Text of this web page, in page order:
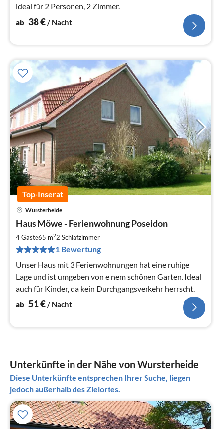
ideal für 2 Personen, 2 Zimmer.
ab 38€/ Nacht
Top-Inserat
Wursterheide
Haus Möwe - Ferienwohnung Poseidon
4 Gäste65 m22 Schlafzimmer
1 Bewertung
Unser Haus mit 3 Ferienwohnungen hat eine ruhige
Lage und ist umgeben von einem schönen Garten. Ideal
auch für Kinder, da kein Durchgangsverkehr herrscht.
ab 51€/ Nacht
Unterkünfte in der Nähe von Wursterheide
Diese Unterkünfte entsprechen Ihrer Suche, liegen
jedoch außerhalb des Zielortes.